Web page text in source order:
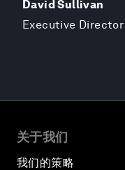
David Sullivan
Executive Director
关于我们
我们的策略